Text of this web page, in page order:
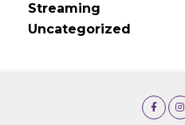
Streaming
Uncategorized